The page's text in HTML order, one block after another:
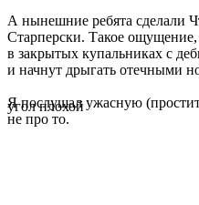
А нынешние ребята сделали
Старперски. Такое ощущение,
в закрытых купальниках с
и начнут дрыгать отечными
Я послушал ужасную
не про то.
угол плохой